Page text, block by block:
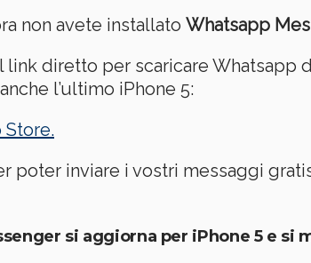
non avete installato Whatsapp
link diretto per scaricare
l’ultimo iPhone 5:
Store.
poter inviare i vostri messaggi
si aggiorna per iPhone 5 e si